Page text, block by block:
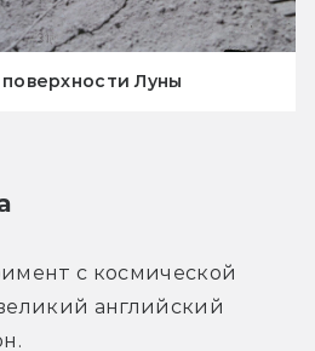
Луны
с космической
английский